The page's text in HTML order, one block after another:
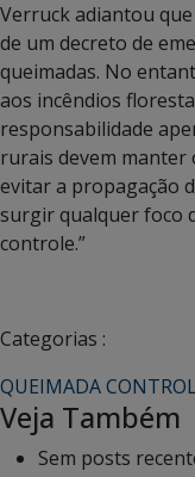
Verruck adiantou
de um decreto de
queimadas. No
aos incêndios
responsabilidade
rurais devem manter
evitar a propagação
surgir qualquer foco
controle.”
Categorias :
QUEIMADA
Veja Também
Sem posts